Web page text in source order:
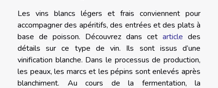
Les vins blancs légers et frais conviennent pour
accompagner des apéritifs, des entrées et des plats à
base de poisson. Découvrez dans cet article des
détails sur ce type de vin. Ils sont issus d’une
vinification blanche. Dans le processus de production,
les peaux, les marcs et les pépins sont enlevés après
blanchiment. Au cours de la fermentation, la